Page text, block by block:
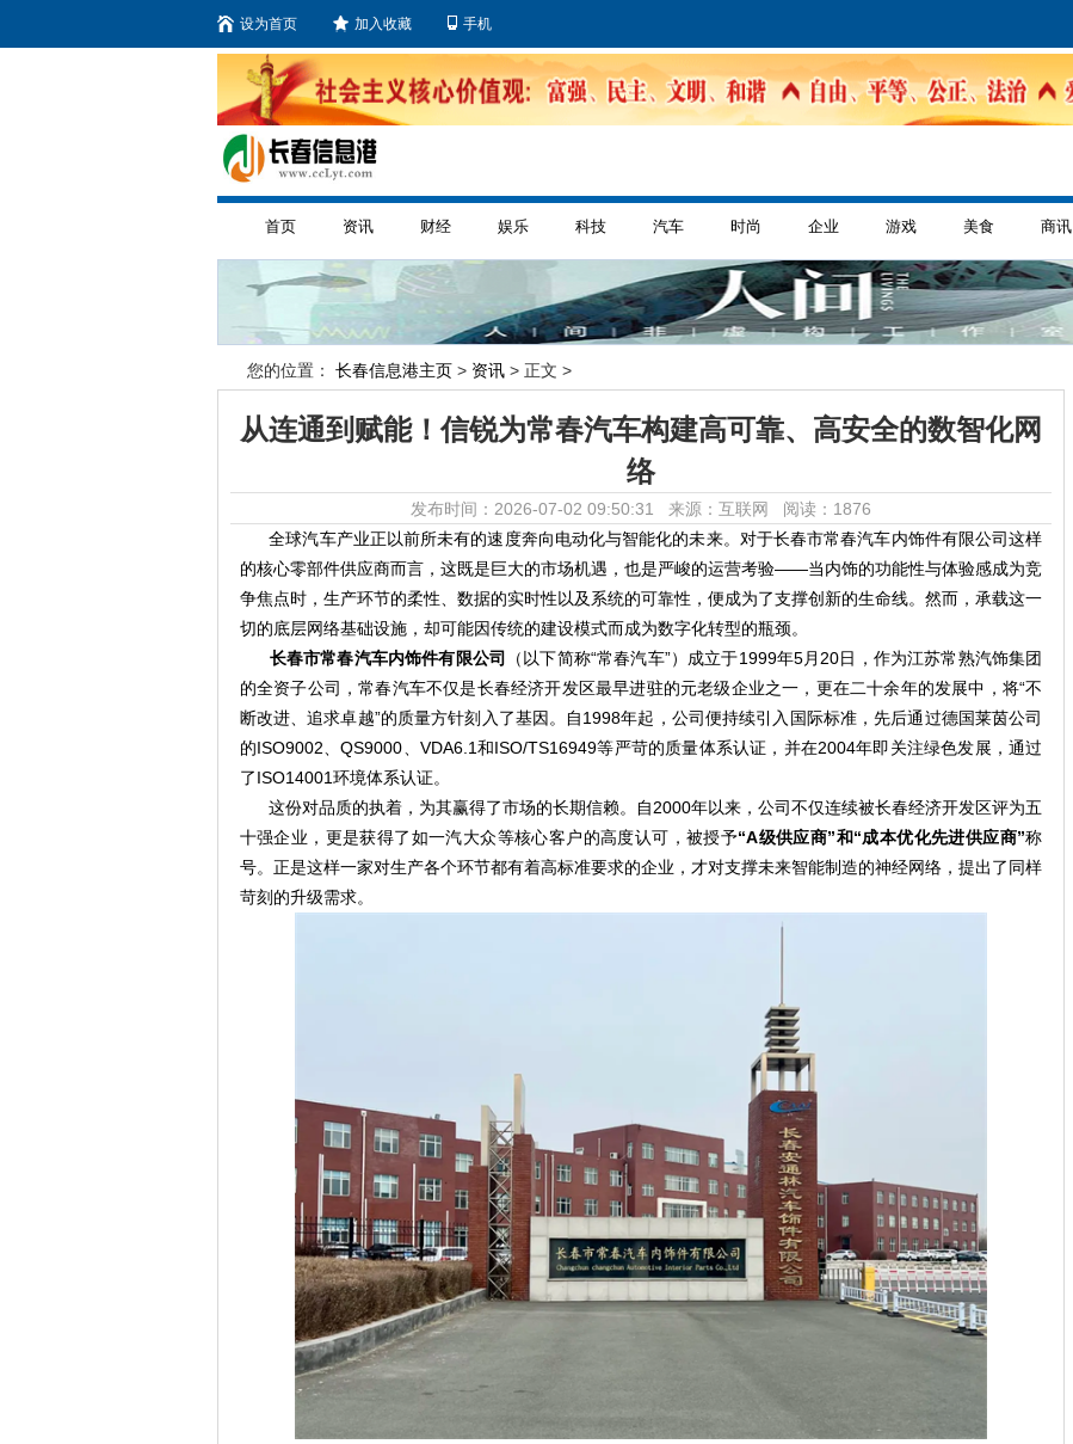
设为首页 加入收藏 手机
首页 资讯 财经 娱乐 科技 汽车 时尚 企业 游戏 美食 商讯
您的位置： 长春信息港主页 > 资讯 > 正文 >
从连通到赋能！信锐为常春汽车构建高可靠、高安全的数智化网
络
发布时间：2026-07-02 09:50:31 来源：互联网 阅读：1876
全球汽车产业正以前所未有的速度奔向电动化与智能化的未来。对于长春市常春汽车内饰件有限公司这样
的核心零部件供应商而言，这既是巨大的市场机遇，也是严峻的运营考验——当内饰的功能性与体验感成为竞
争焦点时，生产环节的柔性、数据的实时性以及系统的可靠性，便成为了支撑创新的生命线。然而，承载这一
切的底层网络基础设施，却可能因传统的建设模式而成为数字化转型的瓶颈。
长春市常春汽车内饰件有限公司
（以下简称“常春汽车”）成立于1999年5月20日，作为江苏常熟汽饰集团
的全资子公司，常春汽车不仅是长春经济开发区最早进驻的元老级企业之一，更在二十余年的发展中，将“不
断改进、追求卓越”的质量方针刻入了基因。自1998年起，公司便持续引入国际标准，先后通过德国莱茵公司
的ISO9002、QS9000、VDA6.1和ISO/TS16949等严苛的质量体系认证，并在2004年即关注绿色发展，通过
了ISO14001环境体系认证。
这份对品质的执着，为其赢得了市场的长期信赖。自2000年以来，公司不仅连续被长春经济开发区评为五
十强企业，更是获得了如一汽大众等核心客户的高度认可，被授予“A级供应商”和“成本优化先进供应商”称
号。正是这样一家对生产各个环节都有着高标准要求的企业，才对支撑未来智能制造的神经网络，提出了同样
苛刻的升级需求。